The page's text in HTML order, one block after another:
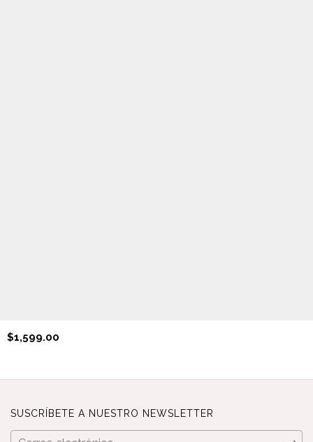
$1,599.00
SUSCRÍBETE A NUESTRO NEWSLETTER